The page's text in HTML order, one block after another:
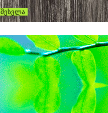
შესვლა